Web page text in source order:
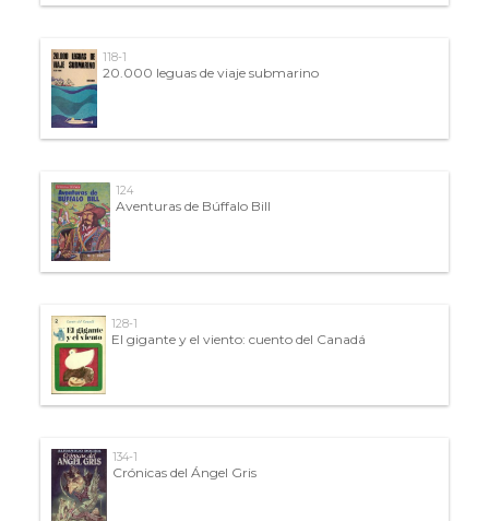
118-1
20.000 leguas de viaje submarino
124
Aventuras de Búffalo Bill
128-1
El gigante y el viento: cuento del Canadá
134-1
Crónicas del Ángel Gris